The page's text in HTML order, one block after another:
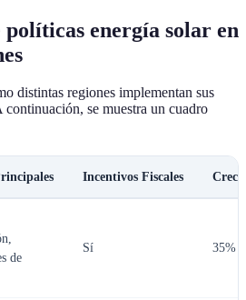
energía solar en
distintas regiones implementan sus
continuación, se muestra un cuadro
Incentivos Fiscales
de
Sí 35%